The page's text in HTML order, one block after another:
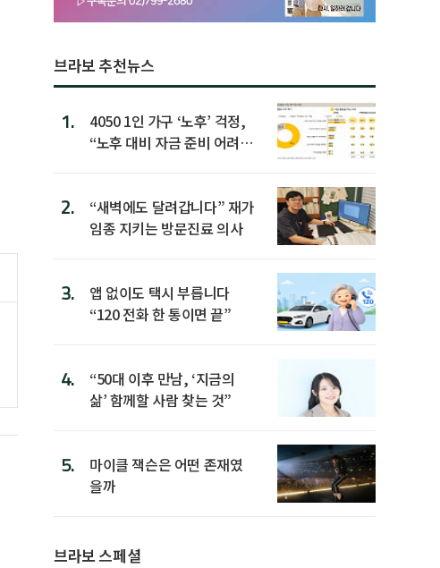
브라보 추천뉴스
1.
4050 1인 가구 ‘노후’ 걱정,
“노후 대비 자금 준비 어려
2.
“새벽에도 달려갑니다” 재가
임종 지키는 방문진료 의사
3.
앱 없이도 택시 부릅니다
“120 전화 한 통이면 끝”
4.
“50대 이후 만남, ‘지금의
삶’ 함께할 사람 찾는 것”
5.
마이클 잭슨은 어떤 존재였
을까
브라보 스페셜